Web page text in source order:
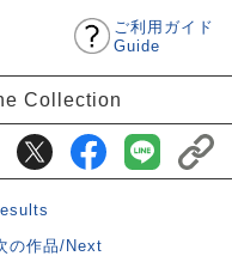
ご利用ガイド
Guide
Collection
の作品/Next